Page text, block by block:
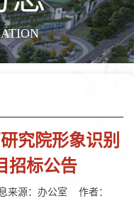
究院形象识别
招标公告
来源： 办公室 作者：